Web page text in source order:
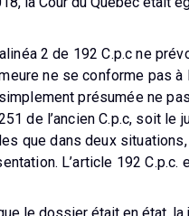
2 de 192 C.p.c ne
ne se conforme pas à
présumée ne
de l’ancien C.p.c, soit
que dans deux
L’article 192 C.p.c.